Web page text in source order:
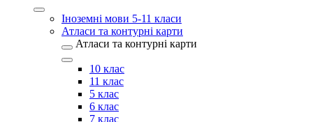
Іноземні мови 5-11 класи
Атласи та контурні карти
Атласи та контурні карти
10 клас
11 клас
5 клас
6 клас
7 клас